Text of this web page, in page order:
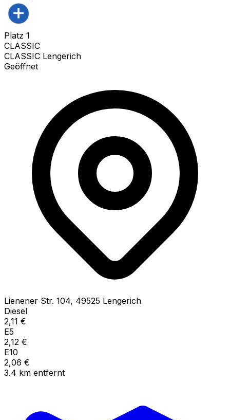
Platz 1
CLASSIC
CLASSIC Lengerich
Geöffnet
Lienener Str. 104, 49525 Lengerich
Diesel
2,11 €
E5
2,12 €
E10
2,06 €
3.4 km entfernt